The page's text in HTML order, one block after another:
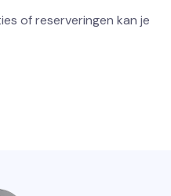
of reserveringen kan je